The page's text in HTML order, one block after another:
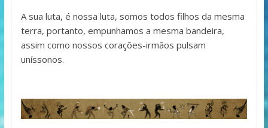
A sua luta, é nossa luta, somos todos filhos da mesma
terra, portanto, empunhamos a mesma bandeira,
assim como nossos corações-irmãos pulsam
uníssonos.